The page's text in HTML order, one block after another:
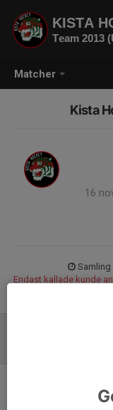
Matcher
KISTA
Team 2013
Kista
16
Samling
Endast kallade kunde